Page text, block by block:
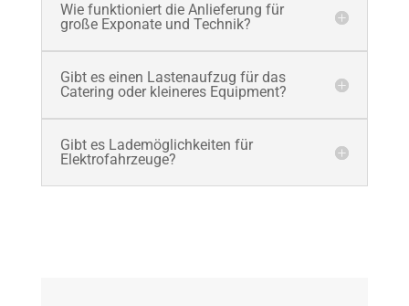
Wie funktioniert die Anlieferung für
große Exponate und Technik?
Gibt es einen Lastenaufzug für das
Catering oder kleineres Equipment?
Gibt es Lademöglichkeiten für
Elektrofahrzeuge?